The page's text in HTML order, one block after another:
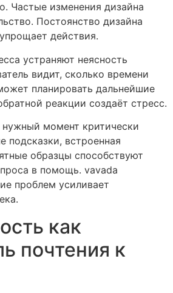
Частые изменения дизайна
Постоянство дизайна
действия.
устраняют неясность
видит, сколько времени
планировать дальнейшие
реакции создаёт стресс.
момент критически
подсказки, встроенная
образцы способствуют
в помощь. vavada
проблем усиливает
как
почтения к